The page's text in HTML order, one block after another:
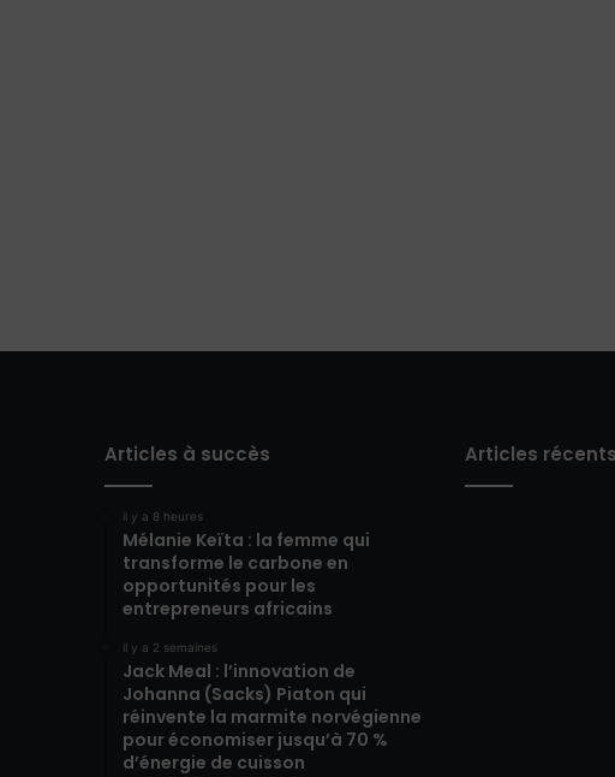
Articles à succès
il y a 8 heures
Mélanie Keïta : la femme qui
transforme le carbone en
opportunités pour les
entrepreneurs africains
il y a 2 semaines
Jack Meal : l’innovation de
Johanna (Sacks) Piaton qui
réinvente la marmite norvégienne
pour économiser jusqu’à 70 %
d’énergie de cuisson
Articles récents